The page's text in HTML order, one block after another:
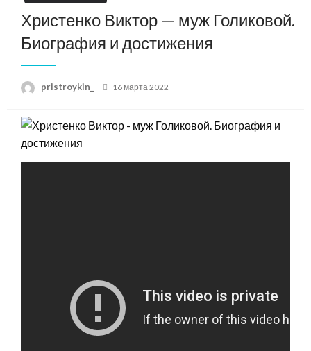
Христенко Виктор — муж Голиковой.
Биография и достижения
pristroykin_
Posted
16 марта 2022